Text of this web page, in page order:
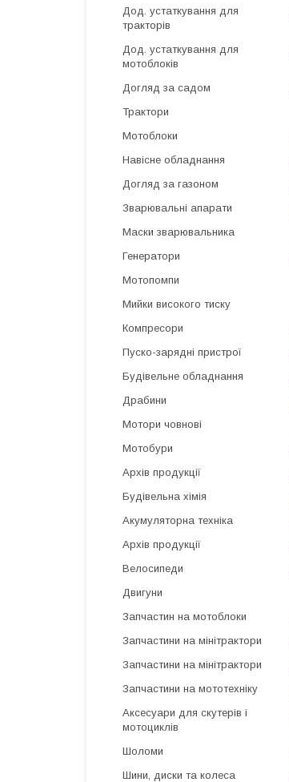
Дод. устаткування для
тракторів
Дод. устаткування для
мотоблоків
Догляд за садом
Трактори
Мотоблоки
Навісне обладнання
Догляд за газоном
Зварювальні апарати
Маски зварювальника
Генератори
Мотопомпи
Мийки високого тиску
Компресори
Пуско-зарядні пристрої
Будівельне обладнання
Драбини
Мотори човнові
Мотобури
Архів продукції
Будівельна хімія
Акумуляторна техніка
Архів продукції
Велосипеди
Двигуни
Запчастин на мотоблоки
Запчастини на мінітрактори
Запчастини на мінітрактори
Запчастини на мототехніку
Аксесуари для скутерів і
мотоциклів
Шоломи
Шини, диски та колеса